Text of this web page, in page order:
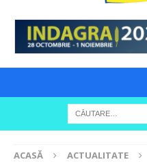
ACASĂ ACTUALITATE